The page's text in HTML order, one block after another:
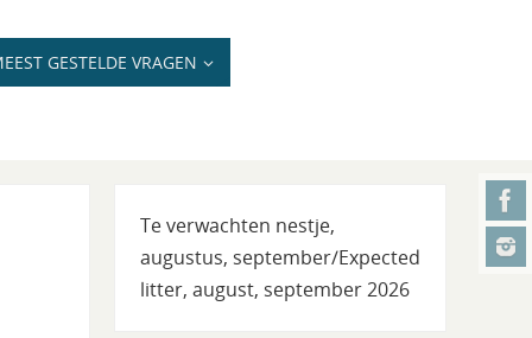
GESTELDE VRAGEN
Te verwachten nestje,
augustus, september/Expected
litter, august, september 2026